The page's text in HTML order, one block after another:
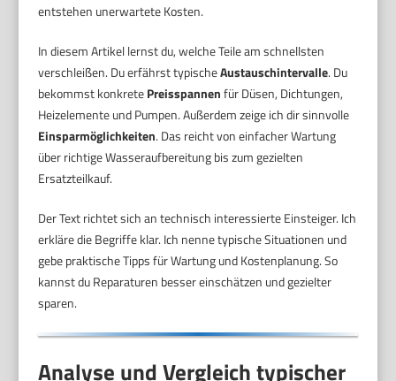
entstehen unerwartete Kosten.
In diesem Artikel lernst du, welche Teile am schnellsten
verschleißen. Du erfährst typischeAustauschintervalle. Du
bekommst konkretePreisspannenfür Düsen, Dichtungen,
Heizelemente und Pumpen. Außerdem zeige ich dir sinnvolle
Einsparmöglichkeiten. Das reicht von einfacher Wartung
über richtige Wasseraufbereitung bis zum gezielten
Ersatzteilkauf.
Der Text richtet sich an technisch interessierte Einsteiger. Ich
erkläre die Begriffe klar. Ich nenne typische Situationen und
gebe praktische Tipps für Wartung und Kostenplanung. So
kannst du Reparaturen besser einschätzen und gezielter
sparen.
Analyse und Vergleich typischer